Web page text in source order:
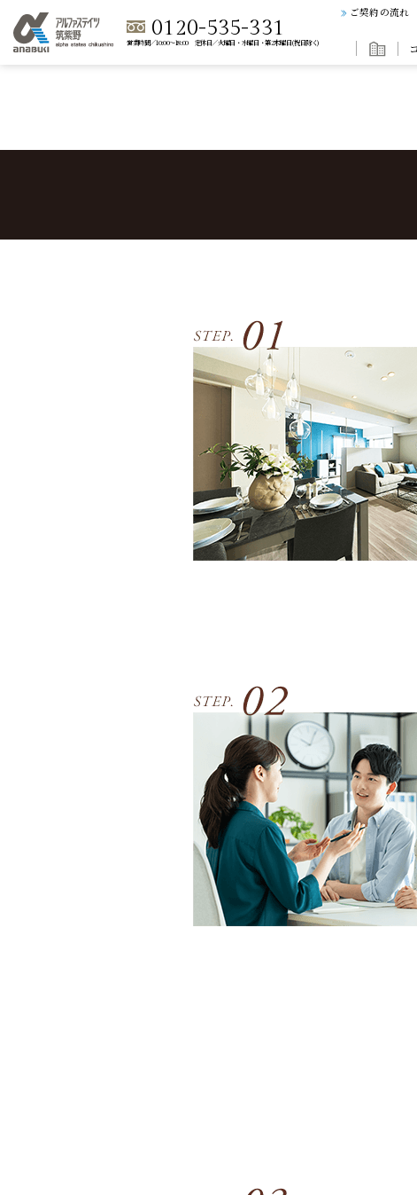
0120-535-331
営業時間／10:00～18:00 定休日／火曜日・水曜日・第2木曜日(祝日除く)
ご契約の流れ